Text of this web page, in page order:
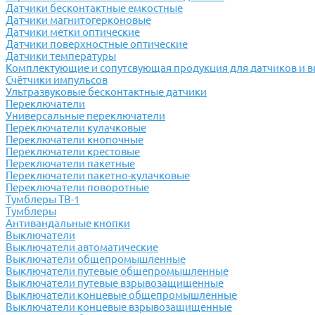
Датчики бесконтактные емкостные
Датчики магнитогерконовые
Датчики метки оптические
Датчики поверхностные оптические
Датчики температуры
Комплектующие и сопутсвующая продукция для датчиков и
Счётчики импульсов
Ультразвуковые бесконтактные датчики
Переключатели
Универсальные переключатели
Переключатели кулачковые
Переключатели кнопочные
Переключатели крестовые
Переключатели пакетные
Переключатели пакетно-кулачковые
Переключатели поворотные
Тумблеры ТВ-1
Тумблеры
Антивандальные кнопки
Выключатели
Выключатели автоматические
Выключатели общепромышленные
Выключатели путевые общепромышленные
Выключатели путевые взрывозащищенные
Выключатели концевые общепромышленные
Выключатели концевые взрывозащищенные